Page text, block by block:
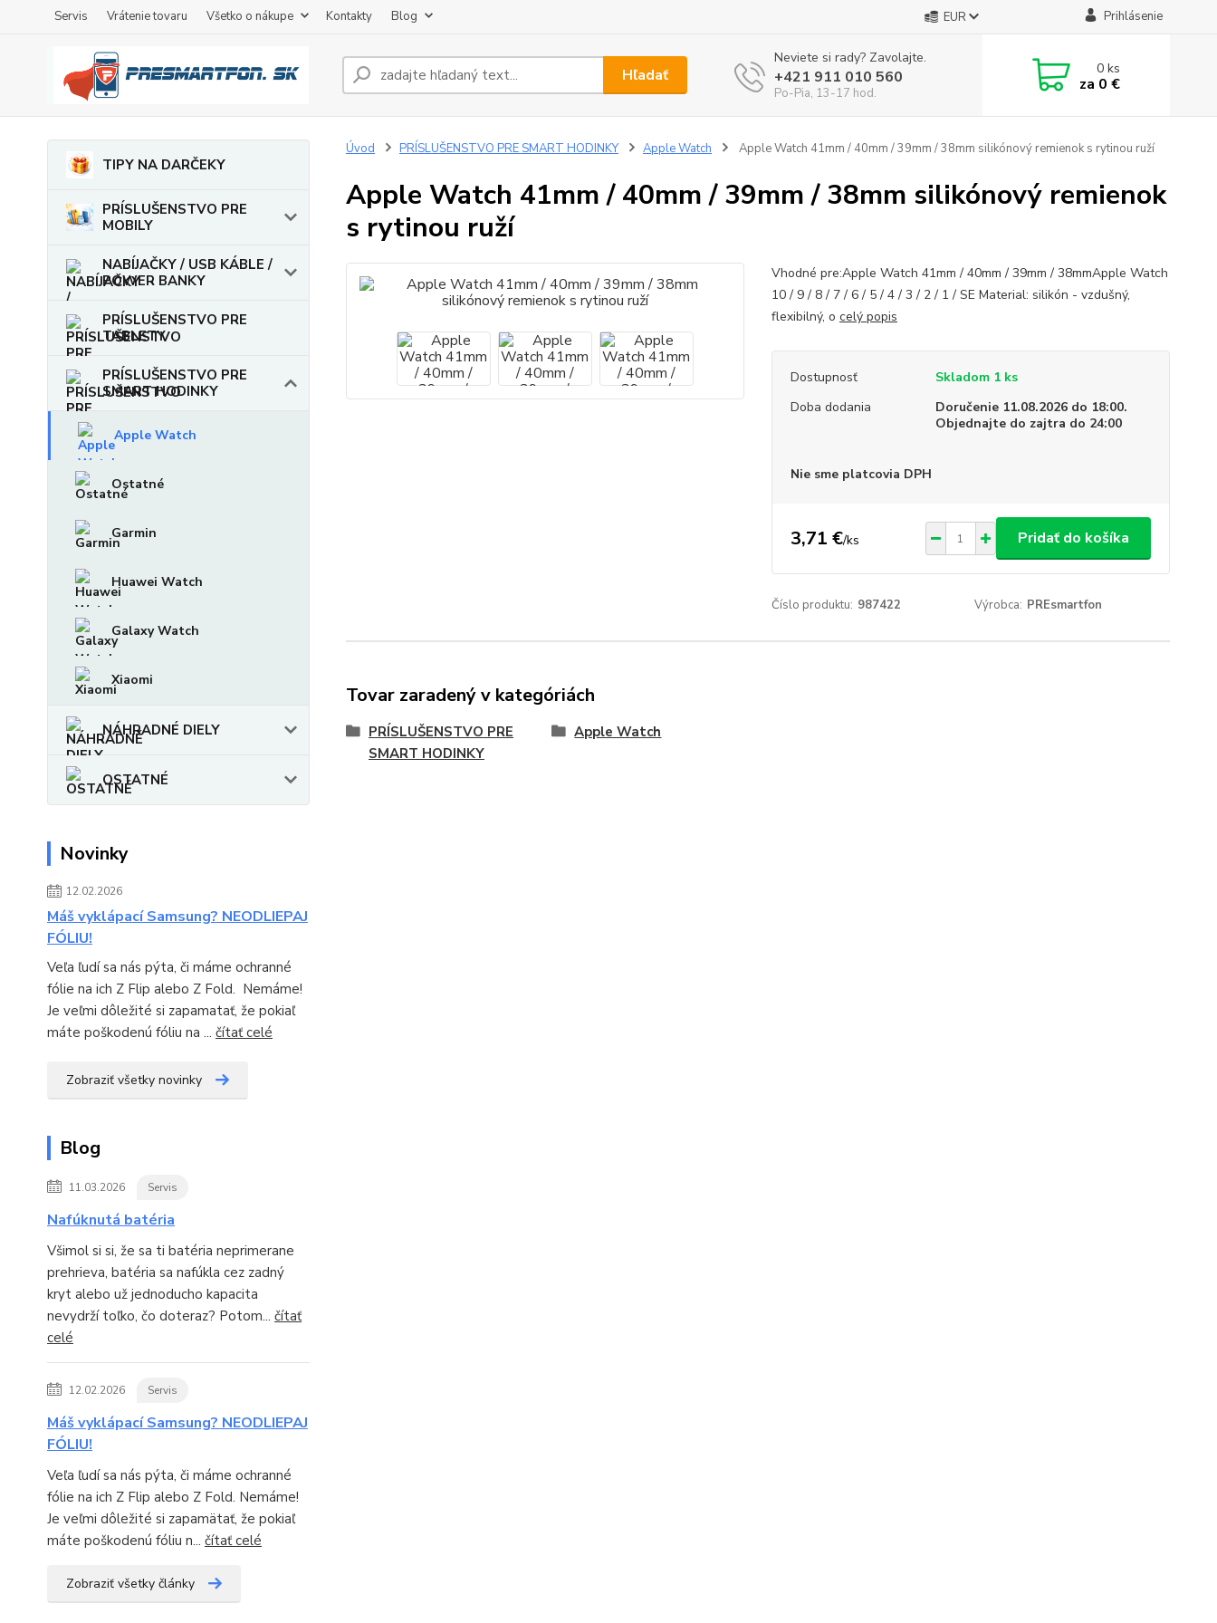
Servis Vrátenie tovaru Všetko o nákupe Kontakty Blog EUR Prihlásenie
Hľadať
Neviete si rady? Zavolajte.
+421 911 010 560
Po-Pia, 13-17 hod.
0ks
za 0 €
TIPY NA DARČEKY
PRÍSLUŠENSTVO PRE
MOBILY
NABÍJAČKY / USB KÁBLE /
POWER BANKY
PRÍSLUŠENSTVO PRE
TABLETY
PRÍSLUŠENSTVO PRE
SMART HODINKY
Apple Watch
Ostatné
Garmin
Huawei Watch
Galaxy Watch
Xiaomi
NÁHRADNÉ DIELY
OSTATNÉ
Novinky
12.02.2026
Máš vyklápací Samsung? NEODLIEPAJ
FÓLIU!
Veľa ľudí sa nás pýta, či máme ochranné
fólie na ich Z Flip alebo Z Fold. Nemáme!
Je veľmi dôležité si zapamatať, že pokiaľ
máte poškodenú fóliu na ... čítať celé
Zobraziť všetky novinky
Blog
11.03.2026 Servis
Nafúknutá batéria
Všimol si si, že sa ti batéria neprimerane
prehrieva, batéria sa nafúkla cez zadný
kryt alebo už jednoducho kapacita
nevydrží toľko, čo doteraz? Potom... čítať
celé
12.02.2026 Servis
Máš vyklápací Samsung? NEODLIEPAJ
FÓLIU!
Veľa ľudí sa nás pýta, či máme ochranné
fólie na ich Z Flip alebo Z Fold. Nemáme!
Je veľmi dôležité si zapamätať, že pokiaľ
máte poškodenú fóliu n... čítať celé
Zobraziť všetky články
Úvod PRÍSLUŠENSTVO PRE SMART HODINKY Apple Watch Apple Watch 41mm / 40mm / 39mm / 38mm silikónový remienok s rytinou ruží
Apple Watch 41mm / 40mm / 39mm / 38mm silikónový remienok
s rytinou ruží
Vhodné pre:Apple Watch 41mm / 40mm / 39mm / 38mmApple Watch
10 / 9 / 8 / 7 / 6 / 5 / 4 / 3 / 2 / 1 / SE Material: silikón - vzdušný,
flexibilný, o celý popis
Dostupnosť
Skladom 1 ks
Doba dodania
Doručenie 11.08.2026 do 18:00.
Objednajte do zajtra do 24:00
Nie sme platcovia DPH
3,71 €/ks Pridať do košíka
Číslo produktu: 987422 Výrobca: PREsmartfon
Tovar zaradený v kategóriách
PRÍSLUŠENSTVO PRE
SMART HODINKY
Apple Watch